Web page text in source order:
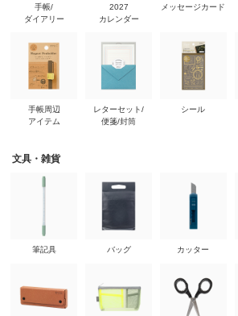
手帳/
ダイアリー
手帳周辺
アイテム
2027
カレンダー
レターセット/
便箋/封筒
メッセージカード
シール
文具・雑貨
筆記具 バッグ カッター